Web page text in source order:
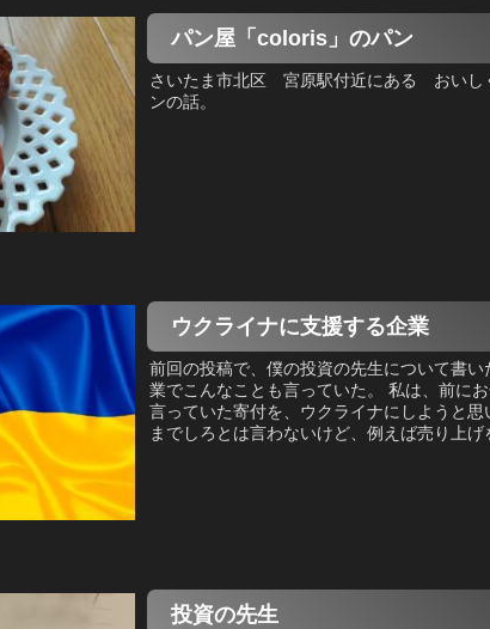
パン屋「coloris」のパン
さいたま市北区 宮原駅付近にある おいし
ンの話。
ウクライナに支援する企業
前回の投稿で、僕の投資の先生について書
業でこんなことも言っていた。 私は、前に
言っていた寄付を、ウクライナにしようと思
までしろとは言わないけど、例えば売り上げ
投資の先生